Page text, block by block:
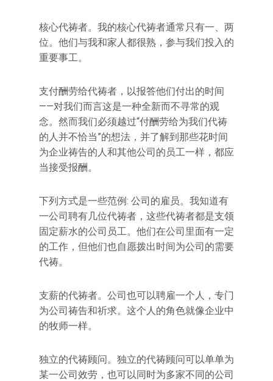
核心代祷者。我的核心代祷者通常只有一、两
位。他们与我和家人都很熟，参与我们投入的
重要事工。
支付酬劳给代祷者，以报答他们付出的时间
——对我们而言这是一种全新而不寻常的观
念。然而我们必须越过“付酬劳给为我们代祷
的人并不恰当”的想法，并了解到那些花时间
为企业祷告的人和其他公司的员工一样，都应
当接受报酬。
下列方式是一些范例: 公司的雇员。我知道有
一公司聘有几位代祷者，这些代祷者都是支领
固定薪水的公司员工。他们在公司里面有一定
的工作，但他们也自愿拨出时间为公司的需要
代祷。
支薪的代祷者。公司也可以聘雇一个人，专门
为公司祷告和祈求。这个人的角色就像企业中
的牧师一样。
独立的代祷顾问。独立的代祷顾问可以单单为
某一公司效劳，也可以同时为多家不同的公司